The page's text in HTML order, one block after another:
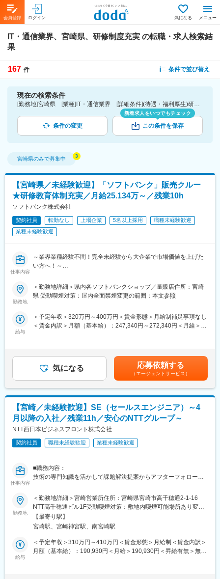
会員登録 ログイン 気になる メニュー
IT・通信業界、宮崎県、研修制度充実 の転職・求人検索結
果
167 件 条件で並び替え
現在の検索条件
[勤務地]宮崎県 [業種]IT・通信業界 [詳細条件](待遇・福利厚生)研修制度充実
条件の変更
新着求人をいつでもチェック
この条件を保存
宮崎県のみで募集中
【宮崎県／未経験歓迎】「ソフトバンク」販売クルー
★研修教育体制充実／月給25.134万～／残業10h
ソフトバンク株式会社
契約社員 転勤なし 上場企業 5名以上採用
職種未経験歓迎
業種未経験歓迎
仕事内容
～業界業種経験不問！完全未経験から大企業で市場価値を上げた
い方へ！～
●研修充実で完全未経験でも安心！入社後や配属後等様々な研修を
ご用意
●平均残業10h／年休123日／年間100名以上の正社員化実績有の
登用制度完備／東証プライム上場
て、携帯電話を中心とした商材・各サービスの提案等を担当頂き
ます。
■業務詳細
・接客業務
・販促ツール作成（例：POP作成）
・店頭キャンペーン企画
・セールス向上に向けた各種プロモーション
■入社後の流れ／研修
や商材知識、店頭での立ち振る舞い等、実務に基づいた丁寧な指
導のもと、基礎的な内容から学んでいただきます。
形式のフォローアップ(OJT)研修や先輩社員とのロールプレイン
グ、eラーニング研修等を通して、着実に成長できる環境をご用意
してます。
■キャリアパス
まず1人前の接客技術を身に着けていただき、徐々に後輩指導やリ
ーダー業務もお任せいたします。
勤務地
＜勤務地詳細＞県内各ソフトバンクショップ／量販店住所：宮崎
県 受動喫煙対策：屋内全面禁煙変更の範囲：本文参照
給与
＜予定年収＞320万円～400万円＜賃金形態＞月給制補足事項なし
＜賃金内訳＞月額（基本給）：247,340円～272,340円＜月給＞
月給(月額)は固定手当を含めた表記です。
気になる 応募依頼する
（エージェントサービス）
【宮崎／未経験歓迎】SE（セールスエンジニア）～4
月以降の入社／残業11h／安心のNTTグループ～
NTT西日本ビジネスフロント株式会社
契約社員 職種未経験歓迎 業種未経験歓迎
仕事内容
■職務内容：
技術の専門知識を活かして課題解決提案からアフターフォローま
と連携して案件創出段階から同行を行うこともあります。
お客様の通信環境を事前に把握する「現場調査」や提案受注後の
NWシステム構築時に必要な「基本設計」にも取り組んでいただき
ます。
■具体的な仕事の流れ（一例）：
（1）事前準備
勤務地
＜勤務地詳細＞宮崎営業所住所：宮崎県宮崎市高千穂通2-1-16
NTT高千穂通ビル1F受動喫煙対策：敷地内喫煙可能場所あり変更
の範囲：会社の定める事業所
【最寄り駅】
宮崎駅、宮崎神宮駅、南宮崎駅
給与
＜予定年収＞310万円～410万円＜賃金形態＞月給制＜賃金内訳＞
月額（基本給）：190,930円＜月給＞190,930円＜昇給有無＞無＜